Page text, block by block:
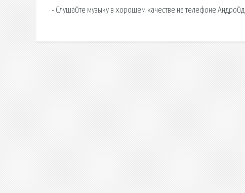
- Слушайте музыку в хорошем качестве на телефоне